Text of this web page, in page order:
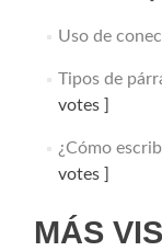
Uso de
Tipos de
votes ]
¿Cómo
votes ]
MÁS